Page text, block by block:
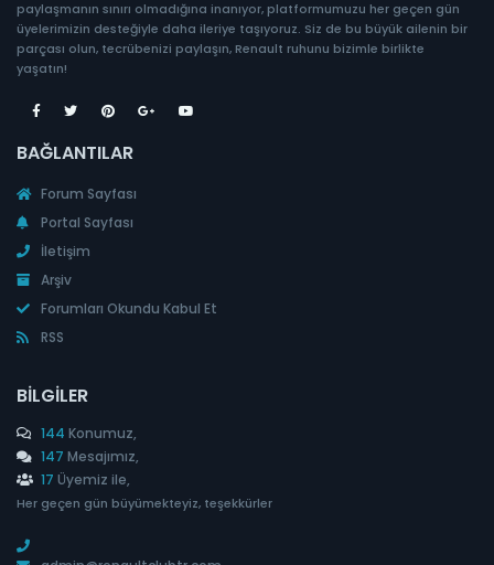
paylaşmanın sınırı olmadığına inanıyor, platformumuzu her geçen gün
üyelerimizin desteğiyle daha ileriye taşıyoruz. Siz de bu büyük ailenin bir
parçası olun, tecrübenizi paylaşın, Renault ruhunu bizimle birlikte
yaşatın!
BAĞLANTILAR
Forum Sayfası
Portal Sayfası
İletişim
Arşiv
Forumları Okundu Kabul Et
RSS
BILGILER
144 Konumuz,
147 Mesajımız,
17 Üyemiz ile,
Her geçen gün büyümekteyiz, teşekkürler